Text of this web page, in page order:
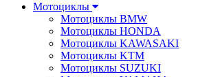
Мотоциклы
Мотоциклы BMW
Мотоциклы HONDA
Мотоциклы KAWASAKI
Мотоциклы KTM
Мотоциклы SUZUKI